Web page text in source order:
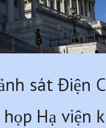
sát Điện
Hạ viện